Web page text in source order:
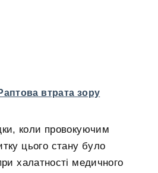
втрата зору
коли провокуючим
цього стану було
халатності медичного